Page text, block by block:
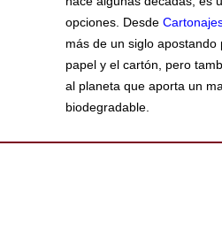
opciones. Desde
más de un siglo apostando
papel y el cartón, pero
al planeta que aporta un
biodegradable.